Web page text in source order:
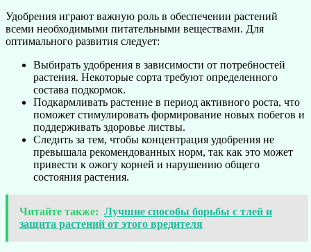
Удобрения играют важную роль в обеспечении растений
всеми необходимыми питательными веществами. Для
оптимального развития следует:
Выбирать удобрения в зависимости от потребностей
растения. Некоторые сорта требуют определенного
состава подкормок.
Подкармливать растение в период активного роста, что
поможет стимулировать формирование новых побегов и
поддерживать здоровье листвы.
Следить за тем, чтобы концентрация удобрения не
превышала рекомендованных норм, так как это может
привести к ожогу корней и нарушению общего
состояния растения.
Читайте также: Лучшие способы борьбы с тлей и
защита растений от этого вредителя